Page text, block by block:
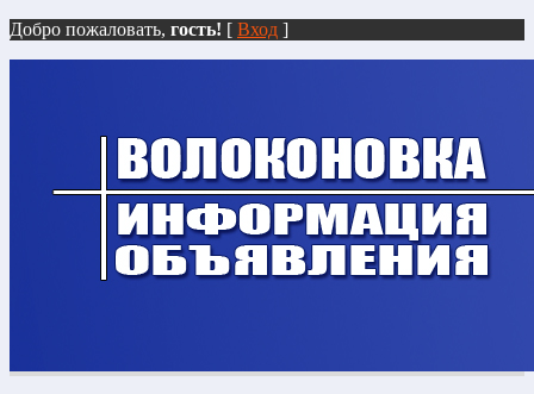
Добро пожаловать, гость! [ Вход ]